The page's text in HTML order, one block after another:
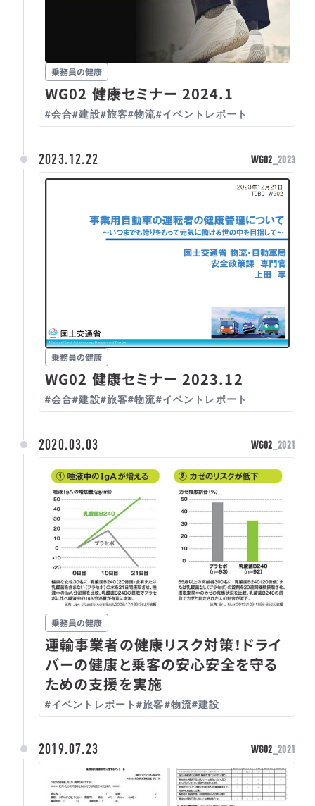
乗務員の健康
WG02 健康セミナー 2024.1
#会合#建設#旅客#物流#イベントレポート
2023.12.22 WG02 _2023
乗務員の健康
WG02 健康セミナー 2023.12
#会合#建設#旅客#物流#イベントレポート
2020.03.03 WG02 _2021
乗務員の健康
運輸事業者の健康リスク対策！ドライ
バーの健康と乗客の安心安全を守る
ための支援を実施
#イベントレポート#旅客#物流#建設
2019.07.23 WG02 _2021